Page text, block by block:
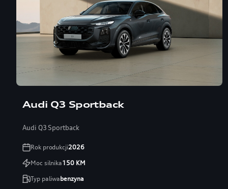
Audi Q3 Sportback
Audi Q3 Sportback
Rok produkcji2026
Moc silnika150KM
Typ paliwabenzyna